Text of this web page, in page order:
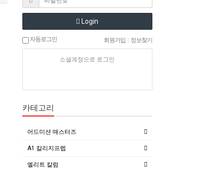
Login
자동로그인 회원가입 정보찾기
소셜계정으로 로그인
카테고리
어드미션 매스터즈
A1 칼리지프렙
엘리트 칼럼